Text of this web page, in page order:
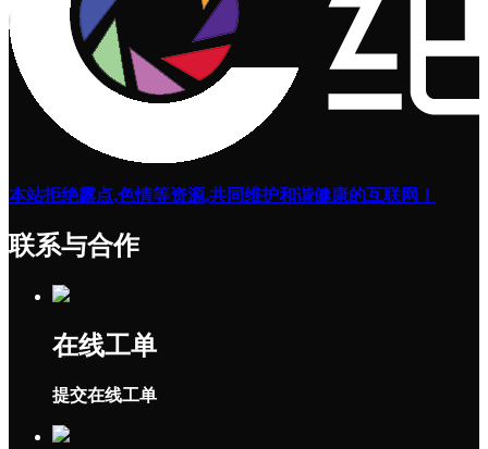
本站拒绝露点,色情等资源,共同维护和谐健康的互联网！
联系与合作
在线工单
提交在线工单